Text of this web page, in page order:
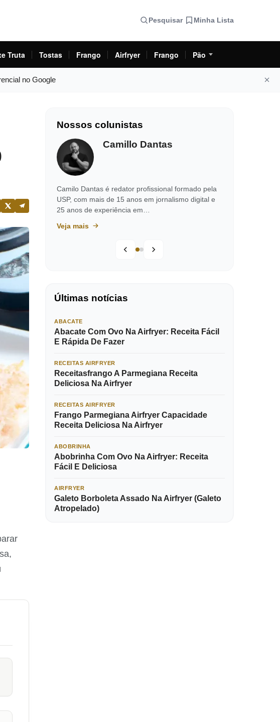
Pesquisar Minha Lista
Truta Tostas Frango Airfryer Frango Pão
no Google
Nossos colunistas
Camillo Dantas
Camilo Dantas é redator profissional formado pela
USP, com mais de 15 anos em jornalismo digital e
25 anos de experiência em…
Veja mais
Últimas notícias
ABACATE
Abacate Com Ovo Na Airfryer: Receita Fácil
E Rápida De Fazer
RECEITAS AIRFRYER
Receitasfrango A Parmegiana Receita
Deliciosa Na Airfryer
RECEITAS AIRFRYER
Frango Parmegiana Airfryer Capacidade
Receita Deliciosa Na Airfryer
ABOBRINHA
Abobrinha Com Ovo Na Airfryer: Receita
Fácil E Deliciosa
AIRFRYER
Galeto Borboleta Assado Na Airfryer (Galeto
Atropelado)